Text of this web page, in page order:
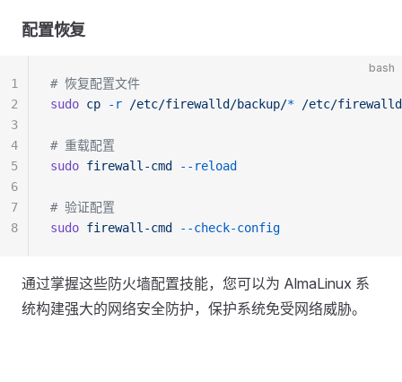
配置恢复
bash
# 恢复配置文件
sudo cp -r /etc/firewalld/backup/* /etc/
# 重载配置
sudo firewall-cmd --reload
# 验证配置
sudo firewall-cmd --check-config
1
2
3
4
5
6
7
8
通过掌握这些防火墙配置技能，您可以为 AlmaLinux 系
统构建强大的网络安全防护，保护系统免受网络威胁。